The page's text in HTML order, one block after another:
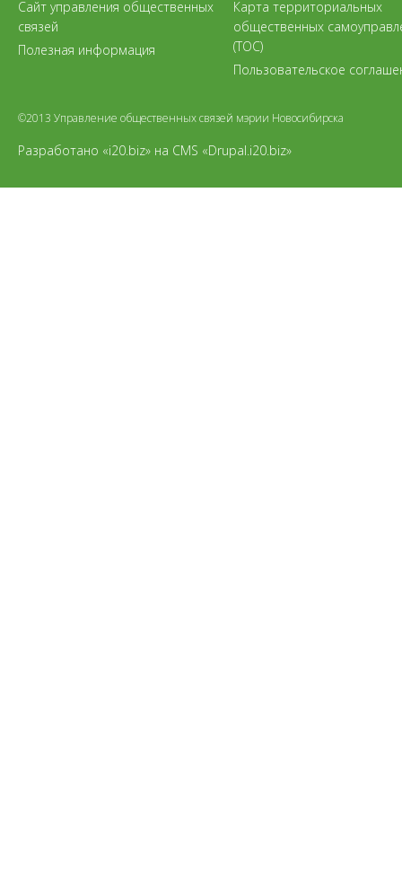
Сайт управления общественных
связей
Полезная информация
Карта территориальных
общественных
(ТОС)
Пользовательское
©2013 Управление общественных связей мэрии Новосибирска
Разработано «i20.biz» на CMS «Drupal.i20.biz»